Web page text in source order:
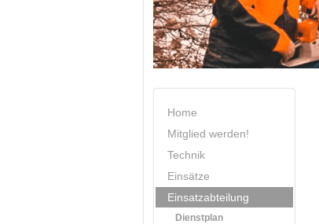
Home
Mitglied werden!
Technik
Einsätze
Einsatzabteilung
Dienstplan